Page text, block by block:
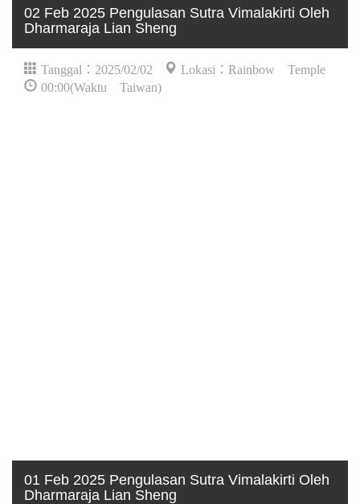
02 Feb 2025 Pengulasan Sutra Vimalakirti Oleh
Dharmaraja Lian Sheng
Tanggal：2025/02/02
Lokasi：Rainbow Temple
00:00(Waktu Taiwan)
01 Feb 2025 Pengulasan Sutra Vimalakirti Oleh
Dharmaraja Lian Sheng